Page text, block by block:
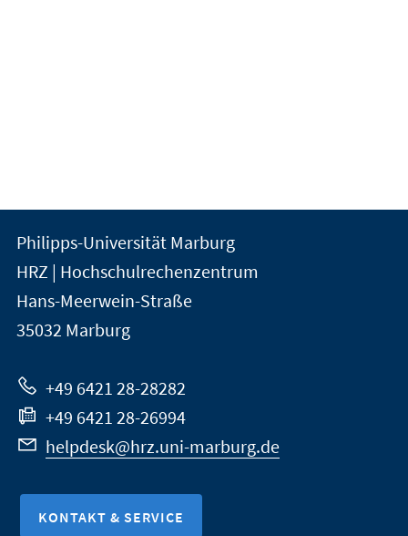
Kontakt
und
Informationen
zur
Website
der
Universität
Marburg
Philipps-Universität Marburg
HRZ | Hochschulrechenzentrum
Hans-Meerwein-Straße
35032 Marburg
+49 6421 28-28282
+49 6421 28-26994
helpdesk@hrz.uni-marburg.de
KONTAKT & SERVICE